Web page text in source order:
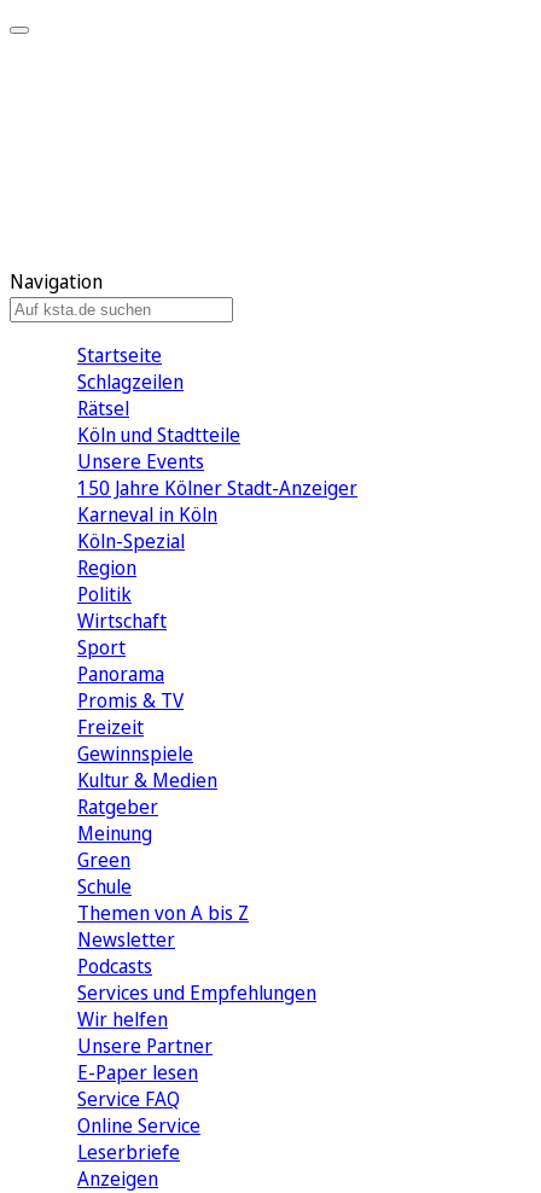
Navigation
Startseite
Schlagzeilen
Rätsel
Köln und Stadtteile
Unsere Events
150 Jahre Kölner Stadt-Anzeiger
Karneval in Köln
Köln-Spezial
Region
Politik
Wirtschaft
Sport
Panorama
Promis & TV
Freizeit
Gewinnspiele
Kultur & Medien
Ratgeber
Meinung
Green
Schule
Themen von A bis Z
Newsletter
Podcasts
Services und Empfehlungen
Wir helfen
Unsere Partner
E-Paper lesen
Service FAQ
Online Service
Leserbriefe
Anzeigen